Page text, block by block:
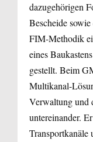
dazugehörigen
Bescheide
FIM-Methodik
eines
gestellt. Beim
Multikanal-
Verwaltung und
untereinander.
Transportkanäle